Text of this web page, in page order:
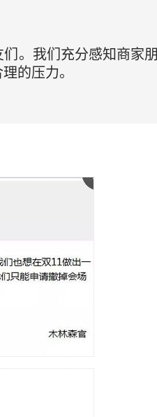
。我们充分感知商家朋
的压力。